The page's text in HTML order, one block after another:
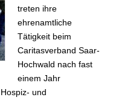
treten ihre
ehrenamtliche
Tätigkeit beim
Caritasverband Saar-
Hochwald nach fast
einem Jahr
und